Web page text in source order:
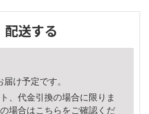
配送する
け予定です。
、代金引換の場合に限りま
場合はこちら をご確認くだ